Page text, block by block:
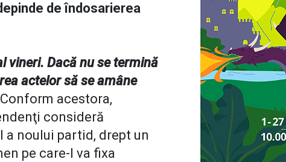
de îndosarierea
vineri. Dacă nu se termină
actelor să se amâne
acestora,
consideră
noului partid, drept un
pe care-l va fixa